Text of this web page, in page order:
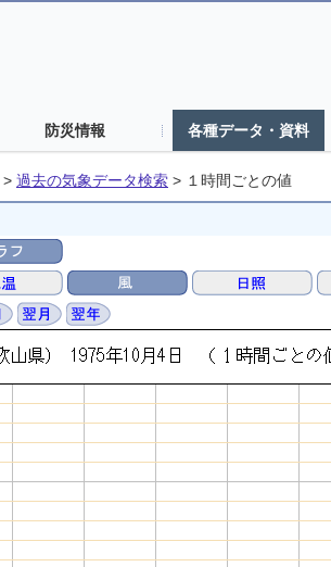
防災情報 各種データ・資料
> 過去の気象データ検索 > １時間ごとの値